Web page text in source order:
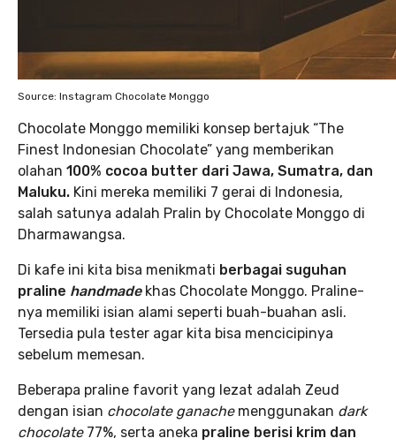
Source: Instagram Chocolate Monggo
Chocolate Monggo memiliki konsep bertajuk “The
Finest Indonesian Chocolate” yang memberikan
olahan 100% cocoa butter dari Jawa, Sumatra, dan
Maluku. Kini mereka memiliki 7 gerai di Indonesia,
salah satunya adalah Pralin by Chocolate Monggo di
Dharmawangsa.
Di kafe ini kita bisa menikmati berbagai suguhan
praline handmade khas Chocolate Monggo. Praline-
nya memiliki isian alami seperti buah-buahan asli.
Tersedia pula tester agar kita bisa mencicipinya
sebelum memesan.
Beberapa praline favorit yang lezat adalah Zeud
dengan isian chocolate ganachemenggunakan dark
chocolate77%, serta aneka praline berisi krim dan